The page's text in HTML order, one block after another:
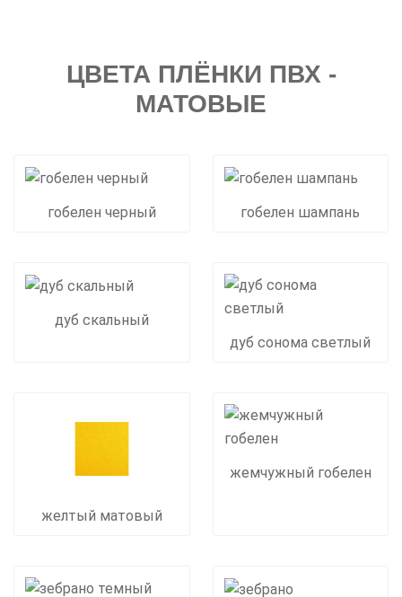
ЦВЕТА ПЛЁНКИ ПВХ -
МАТОВЫЕ
гобелен черный гобелен шампань
дуб скальный
дуб сонома светлый
желтый матовый
жемчужный гобелен